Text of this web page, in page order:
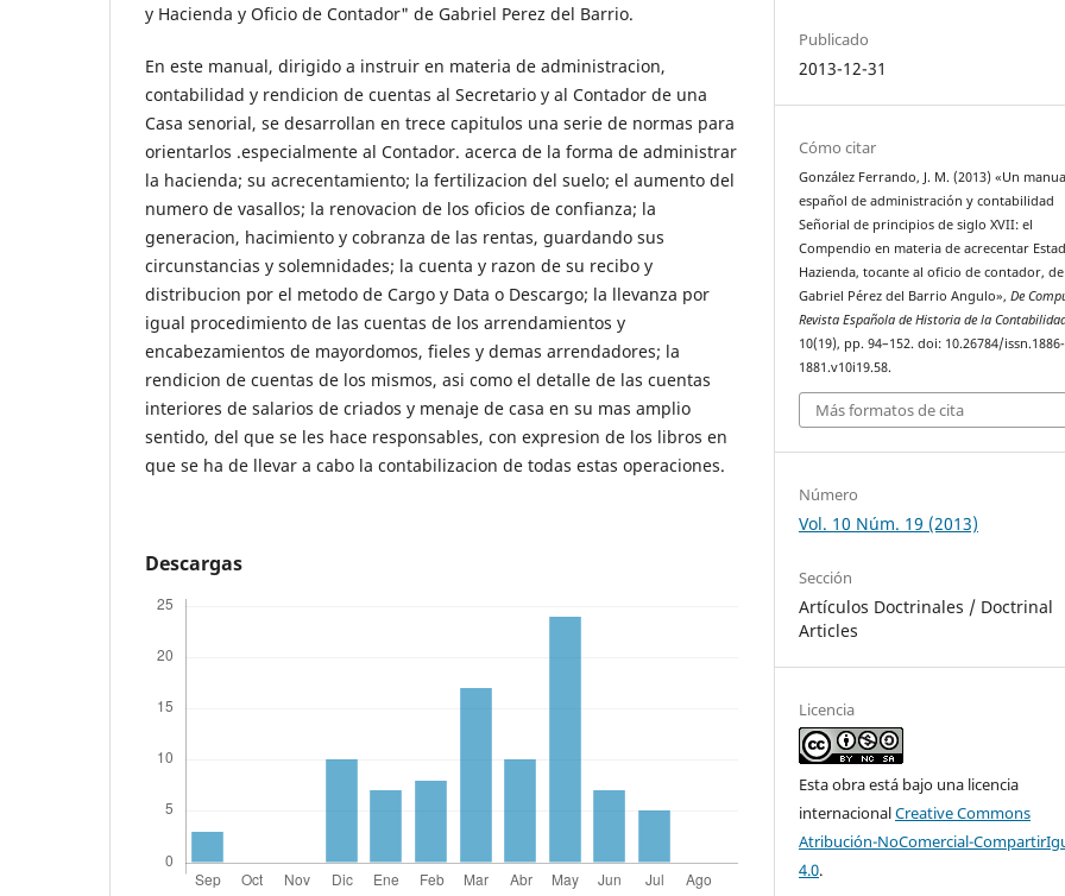
y Hacienda y Oficio de Contador" de Gabriel Perez del Barrio.
En este manual, dirigido a instruir en materia de administracion,
contabilidad y rendicion de cuentas al Secretario y al Contador de una
Casa senorial, se desarrollan en trece capitulos una serie de normas para
orientarlos .especialmente al Contador. acerca de la forma de administrar
la hacienda; su acrecentamiento; la fertilizacion del suelo; el aumento del
numero de vasallos; la renovacion de los oficios de confianza; la
generacion, hacimiento y cobranza de las rentas, guardando sus
circunstancias y solemnidades; la cuenta y razon de su recibo y
distribucion por el metodo de Cargo y Data o Descargo; la llevanza por
igual procedimiento de las cuentas de los arrendamientos y
encabezamientos de mayordomos, fieles y demas arrendadores; la
rendicion de cuentas de los mismos, asi como el detalle de las cuentas
interiores de salarios de criados y menaje de casa en su mas amplio
sentido, del que se les hace responsables, con expresion de los libros en
que se ha de llevar a cabo la contabilizacion de todas estas operaciones.
Descargas
Publicado
2013-12-31
Cómo citar
González Ferrando, J. M. (2013) «Un
español de administración y contabilidad
Señorial de principios de siglo XVII: el
Compendio en materia de acrecentar
Hazienda, tocante al oficio de contador, de
Gabriel Pérez del Barrio Angulo»,De
Revista Española de Historia de la
10(19), pp. 94–152. doi: 10.26784/issn.1886-
1881.v10i19.58.
Más formatos de cita
Número
Vol. 10 Núm. 19 (2013)
Sección
Artículos Doctrinales / Doctrinal
Articles
Licencia
Esta obra está bajo una licencia
internacionalCreative Commons
Atribución-NoComercial-
4.0.